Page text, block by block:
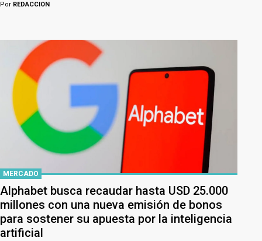
Por REDACCION
MERCADO
Alphabet busca recaudar hasta USD 25.000
millones con una nueva emisión de bonos
para sostener su apuesta por la inteligencia
artificial